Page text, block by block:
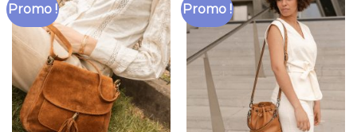
Promo ! Promo !